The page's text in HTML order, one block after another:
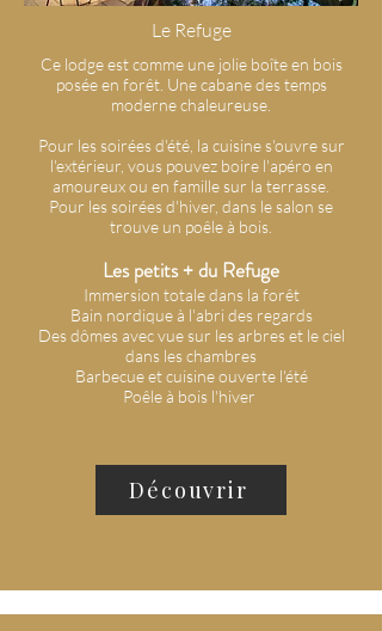
Le Refuge
Ce lodge est comme une jolie boîte en bois
posée en forêt. Une cabane des temps
moderne chaleureuse.
Pour les soirées d'été, la cuisine s'ouvre sur
l'extérieur, vous pouvez boire l'apéro en
amoureux ou en famille sur la terrasse.
Pour les soirées d'hiver, dans le salon se
trouve un poêle à bois.
Les petits + du Refuge
Immersion totale dans la forêt
Bain nordique à l'abri des regards
Des dômes avec vue sur les arbres et le ciel
dans les chambres
Barbecue et cuisine ouverte l'été
Poêle à bois l'hiver
Découvrir